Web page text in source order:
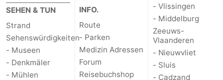
Vlaanderen
-
Nieuwvliet
Sluis
Cadzand
-
SEHEN & TUN
Strand
Sehenswürdigkeiten
- Museen
- Denkmäler
- Mühlen
INFO.
Route
- Parken
Medizin Adressen
Forum
Reisebuchshop
- Vlissingen
- Middelburg
Zeeuws-
Vlaanderen
- Nieuwvliet
- Sluis
- Cadzand